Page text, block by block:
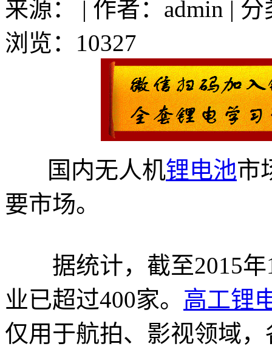
来源： | 作者：admin | 分
浏览：10327
国内无人机锂电池市
要市场。
据统计，截至2015年
业已超过400家。 高工锂
仅用于航拍、影视领域